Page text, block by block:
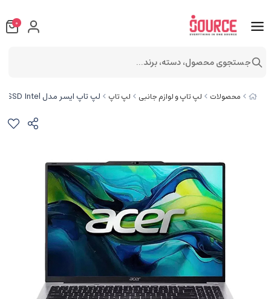
محصولات لپ تاپ و لوازم جانبی لپ تاپ لپ تاپ ایسر مدل Aspire Lite AL15 i5(13420H) 8GB 512SSD Intel
0
جستجوی محصول، دسته، برند...